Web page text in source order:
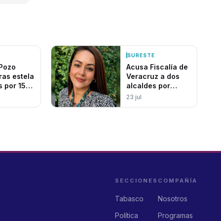
por 150
SURESTE
Acusa Fiscalía de
Veracruz a dos
alcaldes por
asesinato de
23 jul
SECCIONES
Tabasco
Política
COMPAÑÍA
Nosotros
Programas